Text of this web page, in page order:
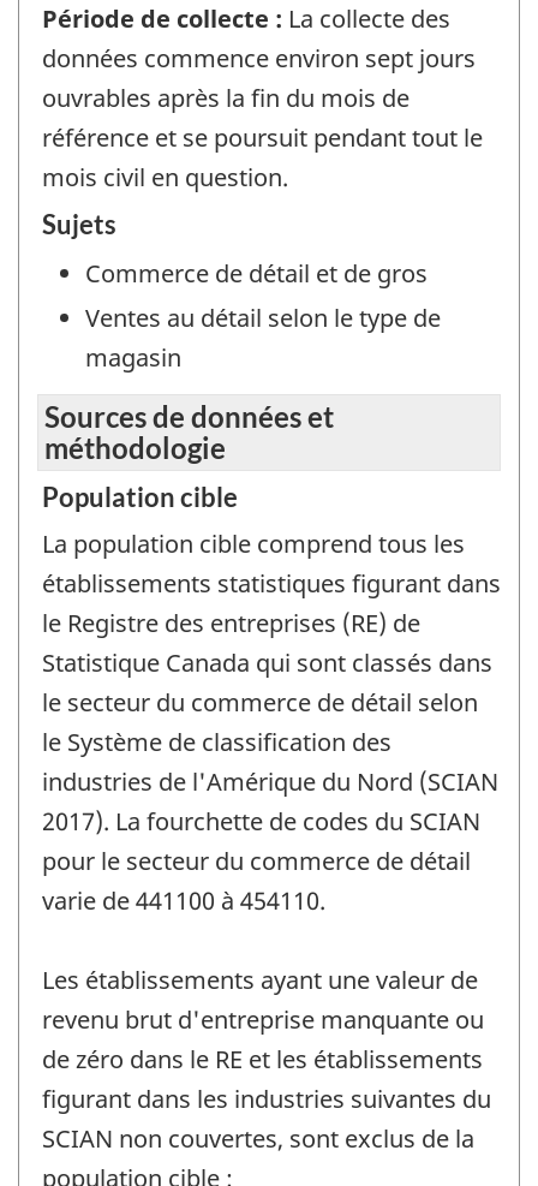
Période de collecte : La collecte des
données commence environ sept jours
ouvrables après la fin du mois de
référence et se poursuit pendant tout le
mois civil en question.
Sujets
Commerce de détail et de gros
Ventes au détail selon le type de
magasin
Sources de données et
méthodologie
Population cible
La population cible comprend tous les
établissements statistiques figurant dans
le Registre des entreprises (RE) de
Statistique Canada qui sont classés dans
le secteur du commerce de détail selon
le Système de classification des
industries de l'Amérique du Nord (SCIAN
2017). La fourchette de codes du SCIAN
pour le secteur du commerce de détail
varie de 441100 à 454110.
Les établissements ayant une valeur de
revenu brut d'entreprise manquante ou
de zéro dans le RE et les établissements
figurant dans les industries suivantes du
SCIAN non couvertes, sont exclus de la
population cible :